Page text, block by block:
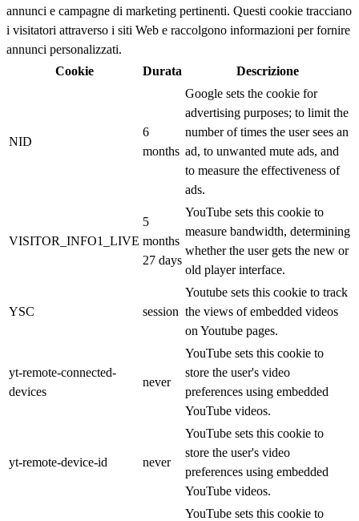
annunci e campagne di marketing pertinenti. Questi cookie tracciano
i visitatori attraverso i siti Web e raccolgono informazioni per fornire
annunci personalizzati.
Cookie
Durata Descrizione
NID
6
months
Google sets the cookie for
advertising purposes; to limit the
number of times the user sees an
ad, to unwanted mute ads, and
to measure the effectiveness of
ads.
VISITOR_INFO1_LIVE
5
months
27 days
YouTube sets this cookie to
measure bandwidth, determining
whether the user gets the new or
old player interface.
YSC session
Youtube sets this cookie to track
the views of embedded videos
on Youtube pages.
yt-remote-connected-
devices
never
YouTube sets this cookie to
store the user's video
preferences using embedded
YouTube videos.
yt-remote-device-id never
YouTube sets this cookie to
store the user's video
preferences using embedded
YouTube videos.
YouTube sets this cookie to